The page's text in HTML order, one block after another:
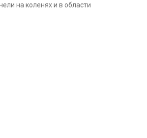
на коленях и в области